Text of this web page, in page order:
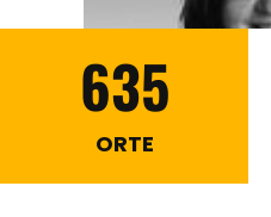
635
ORTE